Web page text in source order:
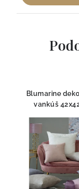
Blumarine
vankúš